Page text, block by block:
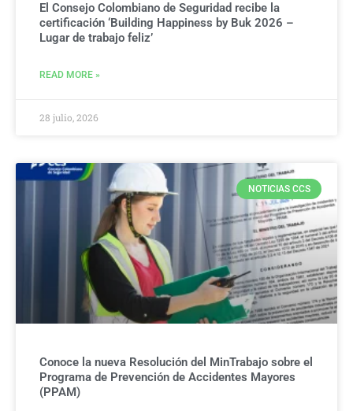
El Consejo Colombiano de Seguridad recibe la
certificación ‘Building Happiness by Buk 2026 –
Lugar de trabajo feliz’
READ MORE »
28 julio, 2026
NOTICIAS CCS
Conoce la nueva Resolución del MinTrabajo sobre el
Programa de Prevención de Accidentes Mayores
(PPAM)